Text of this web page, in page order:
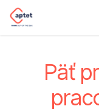
Ir al contenido
Päť